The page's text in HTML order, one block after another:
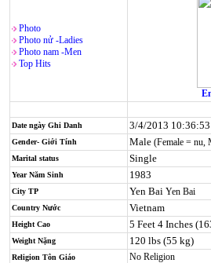
Photo
Photo nử -Ladies
Photo nam -Men
Top Hits
Date ngày Ghi Danh 3/4/2013
Gender- Giới Tính Male (Female = nu,
Marital status Single
Year Năm Sinh 1983
City TP Yen Bai Yen Bai
Country Nước Vietnam
Height Cao 5 Feet 4 Inches
Weight Nặng 120 lbs (55 kg)
Religion Tôn Giáo No Religion